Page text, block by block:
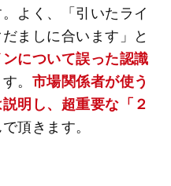
よく、「引いたライ
ましに合います」と
ンについて誤った認識
。 市場関係者が使う
明し、超重要な「２
頂きます。